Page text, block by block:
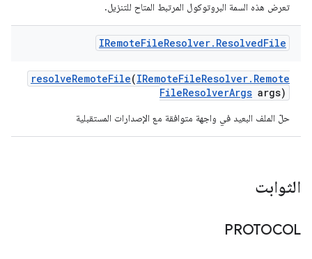
تعرض هذه السمة البروتوكول المرتبط المتاح للتنزيل.
IRemoteFileResolver. ResolvedFile
resolveRemoteFile(IRemoteFileResolver. Remote
FileResolverArgs args)
حلّ الملف البعيد في واجهة متوافقة مع الإصدارات المستقبلية
الثوابت
PROTOCOL